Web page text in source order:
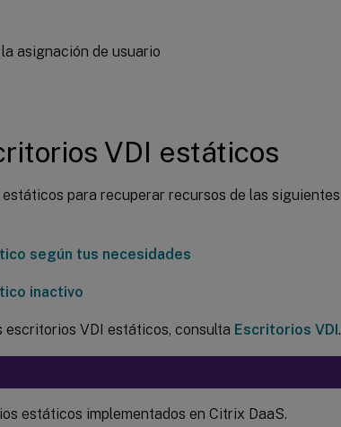
asignación de usuario
VDI estáticos
para recuperar recursos de las siguientes
según tus necesidades
inactivo
VDI estáticos, consulta Escritorios VDI.
estáticos implementados en Citrix DaaS.